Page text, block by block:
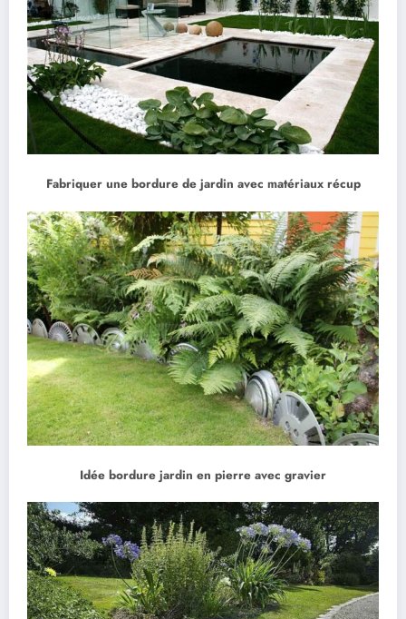
Fabriquer une bordure de jardin avec matériaux récup
Idée bordure jardin en pierre avec gravier